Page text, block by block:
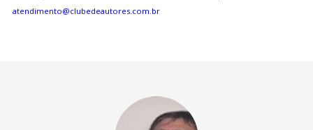
atendimento@clubedeautores.com.br